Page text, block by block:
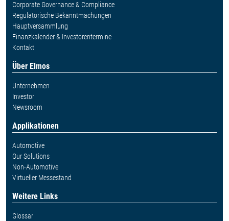
Corporate Governance & Compliance
Regulatorische Bekanntmachungen
Hauptversammlung
Finanzkalender & Investorentermine
Kontakt
Über Elmos
Unternehmen
Investor
Newsroom
Applikationen
Automotive
Our Solutions
Non-Automotive
Virtueller Messestand
Weitere Links
Glossar